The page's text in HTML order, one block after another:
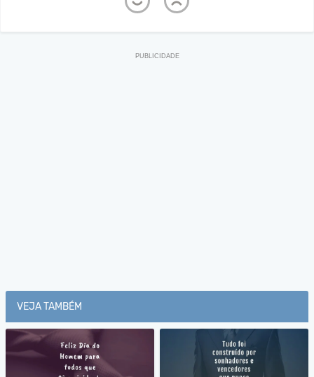
VEJA TAMBÉM